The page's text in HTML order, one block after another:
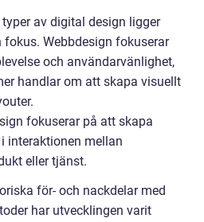
av digital design ligger
Webbdesign fokuserar
och användarvänlighet,
handlar om att skapa visuellt
fokuserar på att skapa
interaktionen mellan
eller tjänst.
för- och nackdelar med
har utvecklingen varit